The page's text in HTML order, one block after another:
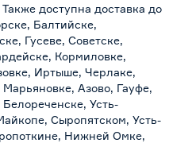
доступна доставка до
Балтийске,
Гусеве, Советске,
Кормиловке,
Иртыше, Черлаке,
Азово, Гауфе,
Усть-
Сыропятском, Усть-
Нижней Омке,